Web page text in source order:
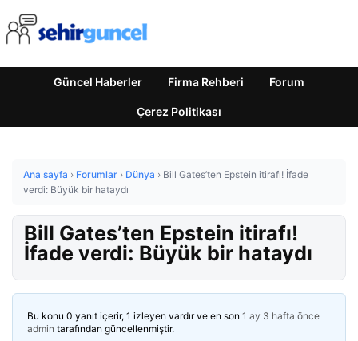
Güncel Haberler Firma Rehberi Forum
Çerez Politikası
Ana sayfa › Forumlar › Dünya › Bill Gates’ten Epstein itirafı! İfade
verdi: Büyük bir hataydı
Bill Gates’ten Epstein itirafı!
İfade verdi: Büyük bir hataydı
Bu konu 0 yanıt içerir, 1 izleyen vardır ve en son 1 ay 3 hafta önce
admin tarafından güncellenmiştir.